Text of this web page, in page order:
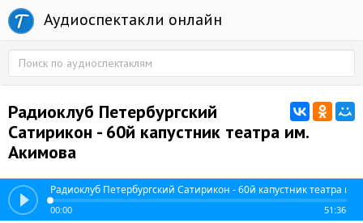
Аудиоспектакли онлайн
Радиоклуб Петербургский
Сатирикон - 60й капустник театра им.
Акимова
Радиоклуб Петербургский Сатирикон - 60й капустник театра
00:00 51:36